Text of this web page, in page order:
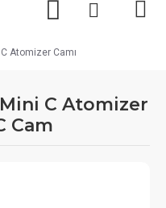
Atomizer Camı
C Atomizer
Cam